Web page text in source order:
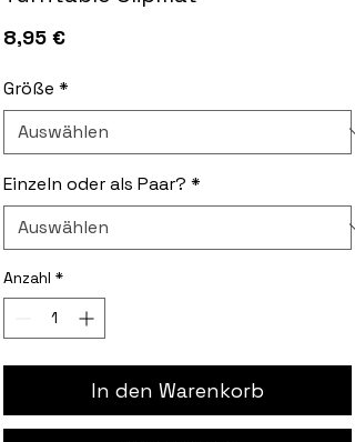
8,95 €Preis
Größe *
Einzeln oder als Paar? *
Anzahl *
In den Warenkorb